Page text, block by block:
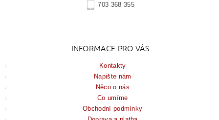
703 368 355
INFORMACE PRO VÁS
Kontakty
Napište nám
Něco o nás
Co umíme
Obchodní podmínky